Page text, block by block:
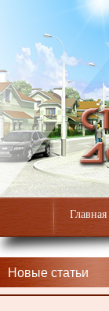
Главная
Новые статьи